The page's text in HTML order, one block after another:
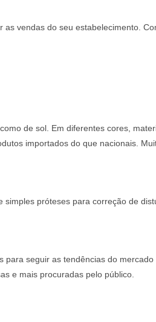
vendas do seu estabelecimento.
de sol. Em diferentes cores,
importados do que nacionais.
próteses para correção de
seguir as tendências do
e mais procuradas pelo público.